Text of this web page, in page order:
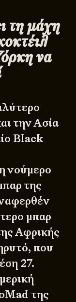
τη μάχη
να
την Ασία
Black
νούμερο
της
μπαρ
Αφρικής
που
27.
της